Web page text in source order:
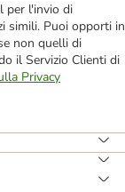
per l'invio di
simili. Puoi opporti in
non quelli di
il Servizio Clienti di
Privacy